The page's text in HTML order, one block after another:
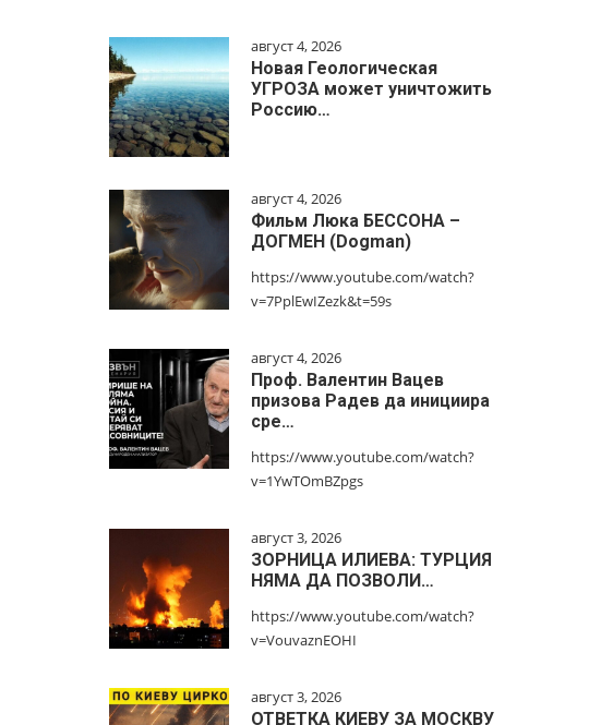
август 4, 2026
Новая Геологическая
УГРОЗА может уничтожить
Россию…
август 4, 2026
Фильм Люка БЕССОНА –
ДОГМЕН (Dogman)
https://www.youtube.com/watch?
v=7PplEwIZezk&t=59s
август 4, 2026
Проф. Валентин Вацев
призова Радев да инициира
сре…
https://www.youtube.com/watch?
v=1YwTOmBZpgs
август 3, 2026
ЗОРНИЦА ИЛИЕВА: ТУРЦИЯ
НЯМА ДА ПОЗВОЛИ…
https://www.youtube.com/watch?
v=VouvaznEOHI
август 3, 2026
ОТВЕТКА КИЕВУ ЗА МОСКВУ